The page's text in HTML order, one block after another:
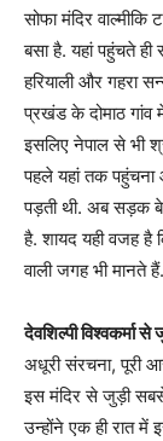
सोफा मंदिर
बसा है. यहां पहुंचते
हरियाली और गहरा
प्रखंड के दोमाठ गांव
इसलिए नेपाल से भी
पहले यहां तक
पड़ती थी. अब सड़क
है. शायद यही वजह है
वाली जगह भी मानते हैं.
देवशिल्पी विश्वकर्मा
अधूरी संरचना, पूरी
इस मंदिर से जुड़ी सबसे
उन्होंने एक ही रात में